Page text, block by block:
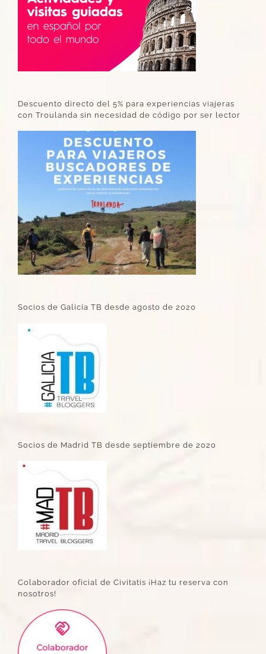
Descuento directo del 5% para experiencias viajeras
con Troulanda sin necesidad de código por ser lector
Socios de Galicia TB desde agosto de 2020
Socios de Madrid TB desde septiembre de 2020
Colaborador oficial de Civitatis ¡Haz tu reserva con
nosotros!